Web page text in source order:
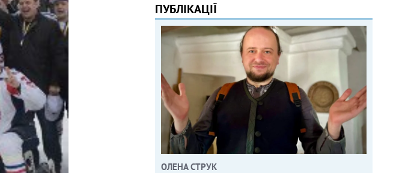
ПУБЛІКАЦІЇ
ОЛЕНА СТРУК